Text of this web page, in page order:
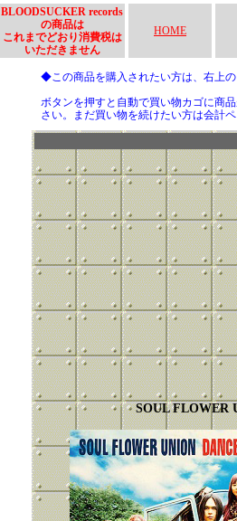
BLOODSUCKER records
の商品は
これまでどおり消費税は
いただきません
HOME
◆この商品を購入されたい方は、右上
ボタンを押すと自動で買い物カゴに商
さい。まだ買い物を続けたい方は会計
SOUL FLOWER